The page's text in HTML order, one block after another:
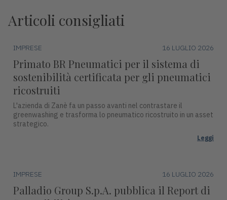
Articoli consigliati
IMPRESE 16 LUGLIO 2026
Primato BR Pneumatici per il sistema di
sostenibilità certificata per gli pneumatici
ricostruiti
L'azienda di Zanè fa un passo avanti nel contrastare il
greenwashing e trasforma lo pneumatico ricostruito in un asset
strategico.
Leggi
IMPRESE 16 LUGLIO 2026
Palladio Group S.p.A. pubblica il Report di